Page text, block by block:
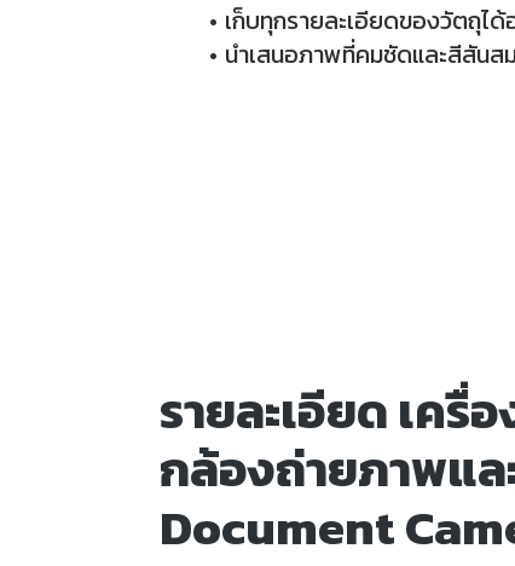
เก็บทุกรายละเอียดของวัตถุไ
นำเสนอภาพที่คมชัดและสีสันส
รายละเอียด เครื่
กล้องถ่ายภาพแ
Document